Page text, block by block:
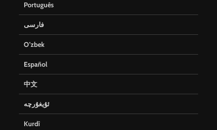
Português
فارسی
O’zbek
Español
中文
ئۇيغۇرچە
Kurdî